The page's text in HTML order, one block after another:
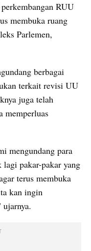
RUU
membuka ruang
Parlemen,
berbagai
terkait revisi UU
juga telah
memperluas
mengundang para
pakar-pakar yang
terus membuka
kan ingin